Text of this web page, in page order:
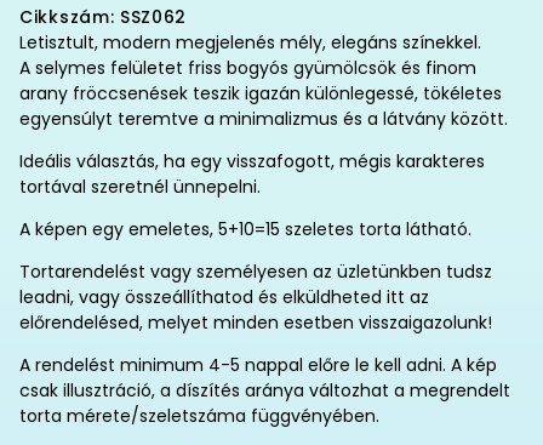
Cikkszám: SSZ062
Letisztult, modern megjelenés mély, elegáns színekkel.
A selymes felületet friss bogyós gyümölcsök és finom
arany fröccsenések teszik igazán különlegessé, tökéletes
egyensúlyt teremtve a minimalizmus és a látvány között.
Ideális választás, ha egy visszafogott, mégis karakteres
tortával szeretnél ünnepelni.
A képen egy emeletes, 5+10=15 szeletes torta látható.
Tortarendelést vagy személyesen az üzletünkben tudsz
leadni, vagy összeállíthatod és elküldheted itt az
előrendelésed, melyet minden esetben visszaigazolunk!
A rendelést minimum 4-5 nappal előre le kell adni. A kép
csak illusztráció, a díszítés aránya változhat a megrendelt
torta mérete/szeletszáma függvényében.